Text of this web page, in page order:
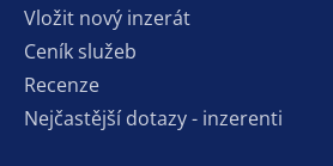
Vložit nový inzerát
Ceník služeb
Recenze
Nejčastější dotazy - inzerenti